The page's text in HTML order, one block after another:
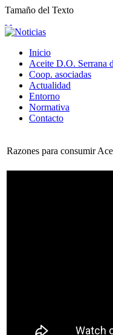
Tamaño del Texto
Inicio
Aceite D.O. Serrana
Coop. asociadas
Actualidad
Entorno
Normativa
Contacto
Razones para consumir